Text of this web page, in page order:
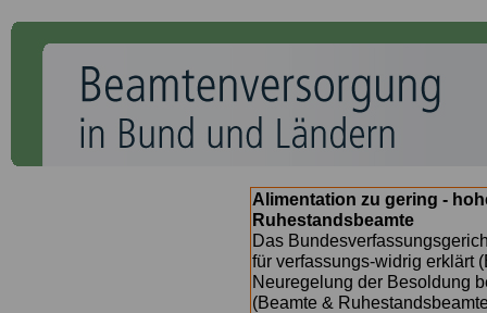
Alimentation zu gering -
Ruhestandsbeamte
Das
für verfassungs-widrig erklärt
Neuregelung der Besoldung
(Beamte &